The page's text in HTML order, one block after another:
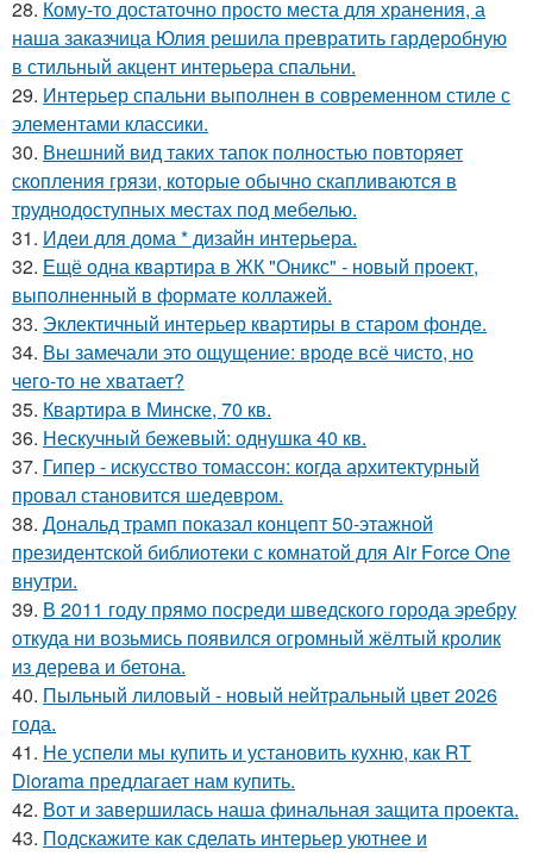
28. Кому-то достаточно просто места для хранения, а
наша заказчица Юлия решила превратить гардеробную
в стильный акцент интерьера спальни.
29. Интерьер спальни выполнен в современном стиле с
элементами классики.
30. Внешний вид таких тапок полностью повторяет
скопления грязи, которые обычно скапливаются в
труднодоступных местах под мебелью.
31. Идеи для дома * дизайн интерьера.
32. Ещё одна квартира в ЖК "Оникс" - новый проект,
выполненный в формате коллажей.
33. Эклектичный интерьер квартиры в старом фонде.
34. Вы замечали это ощущение: вроде всё чисто, но
чего-то не хватает?
35. Квартира в Минске, 70 кв.
36. Нескучный бежевый: однушка 40 кв.
37. Гипер - искусство томассон: когда архитектурный
провал становится шедевром.
38. Дональд трамп показал концепт 50-этажной
президентской библиотеки с комнатой для Air Force One
внутри.
39. В 2011 году прямо посреди шведского города эребру
откуда ни возьмись появился огромный жёлтый кролик
из дерева и бетона.
40. Пыльный лиловый - новый нейтральный цвет 2026
года.
41. Не успели мы купить и установить кухню, как RT
Diorama предлагает нам купить.
42. Вот и завершилась наша финальная защита проекта.
43. Подскажите как сделать интерьер уютнее и